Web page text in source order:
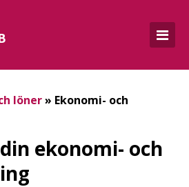
löner» Ekonomi- och
ekonomi- och